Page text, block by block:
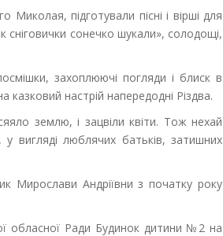
підготували пісні і вірші для
сонечко шукали», солодощі,
захоплюючі погляди і блиск в
настрій напередодні Різдва.
землю, і зацвіли квіти. Тож нехай
вигляді люблячих батьків, затишних
Мирослави Андріївни з початку року
обласної Ради Будинок дитини №2 на